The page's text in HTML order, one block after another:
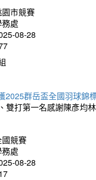
市競賽
處
08-28
2025群岳盃全國羽球錦
雙打第一名感謝陳彥均
競賽
處
08-28